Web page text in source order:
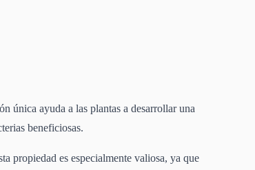
única ayuda a las plantas a desarrollar una
beneficiosas.
propiedad es especialmente valiosa, ya que